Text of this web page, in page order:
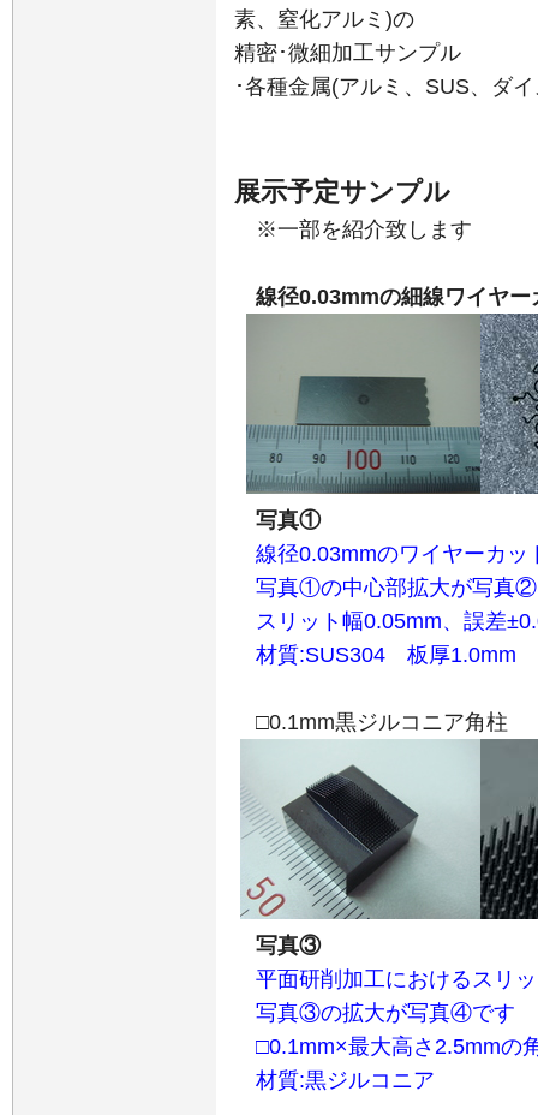
素、窒化アルミ)の
精密･微細加工サンプル
･各種金属(アルミ、SUS、ダ
展示予定サンプル
※一部を紹介致します
線径0.03mmの細線ワイヤー
写真①
線径0.03mmのワイヤーカッ
写真①の中心部拡大が写真②
スリット幅0.05mm、誤差
材質:SUS304 板厚1.0mm
□0.1mm黒ジルコニア角柱
写真③
平面研削加工におけるスリ
写真③の拡大が写真④です
□0.1mm×最大高さ2.5mmの
材質:黒ジルコニア